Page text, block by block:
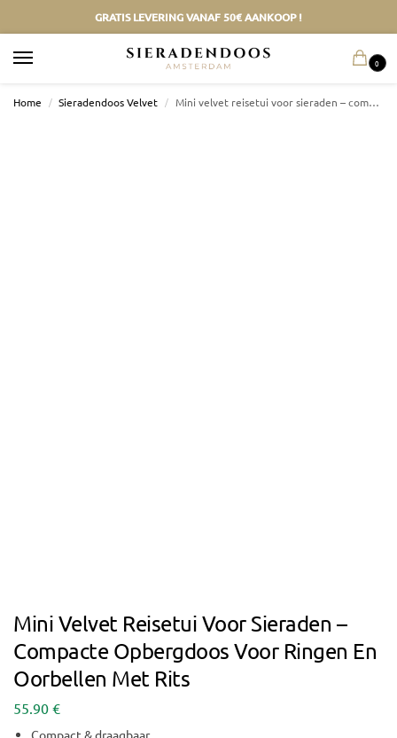
GRATIS LEVERING VANAF 50€ AANKOOP !
0
Home / Sieradendoos Velvet / Mini velvet reisetui voor sieraden – compacte opbergdoos voor ringen en oorbellen met rits
Mini Velvet Reisetui Voor Sieraden –
Compacte Opbergdoos Voor Ringen En
Oorbellen Met Rits
55.90 €
Compact & draagbaar